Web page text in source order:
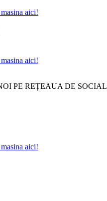
PE REȚEAUA DE